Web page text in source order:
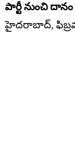
పార్టీ నుంచి
హైదరాబాద్,